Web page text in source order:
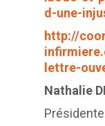
d-une-
http://
lettre-
Nathalie